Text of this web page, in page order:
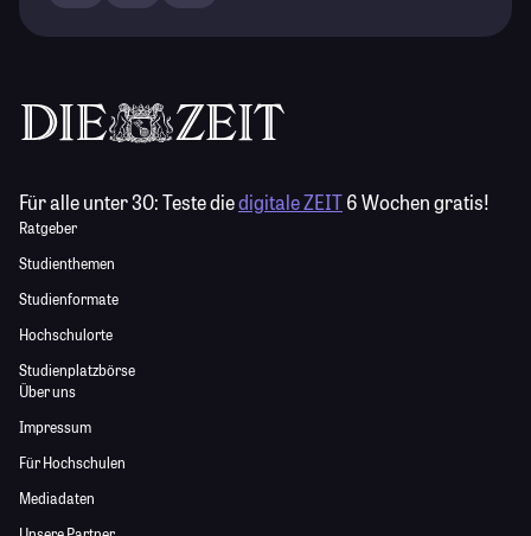
Für alle unter 30:Teste diedigitale ZEIT6 Wochen gratis!
Ratgeber
Studienthemen
Studienformate
Hochschulorte
Studienplatzbörse
Über uns
Impressum
Für Hochschulen
Mediadaten